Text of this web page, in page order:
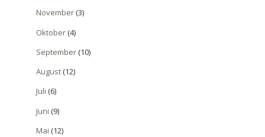
November(3)
Oktober(4)
September(10)
August(12)
Juli (6)
Juni (9)
Mai (12)